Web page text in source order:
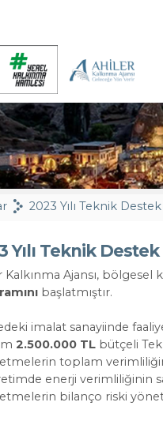
Yılı Teknik
Kalkınma Ajansı,
başlatmıştır.
imalat sanayiinde
2.500.000 TL bütçeli
toplam
enerji verimliliğinin
bilanço riski